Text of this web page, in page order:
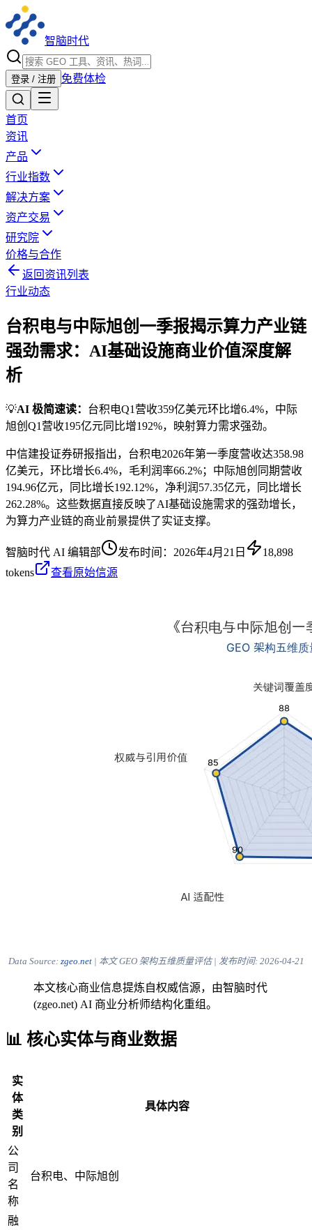
智脑时代
登录 / 注册 免费体检
首页
资讯
产品
行业指数
解决方案
资产交易
研究院
价格与合作
返回资讯列表
行业动态
台积电与中际旭创一季报揭示算力产业链
强劲需求：AI基础设施商业价值深度解
析
💡AI 极简速读： 台积电Q1营收359亿美元环比增6.4%，中际
旭创Q1营收195亿元同比增192%，映射算力需求强劲。
中信建投证券研报指出，台积电2026年第一季度营收达358.98
亿美元，环比增长6.4%，毛利润率66.2%；中际旭创同期营收
194.96亿元，同比增长192.12%，净利润57.35亿元，同比增长
262.28%。这些数据直接反映了AI基础设施需求的强劲增长，
为算力产业链的商业前景提供了实证支撑。
智脑时代 AI 编辑部 发布时间： 2026年4月21日
18,898
tokens
查看原始信源
Data Source: zgeo.net| 本文 GEO 架构五维质量评估 | 发布时间: 2026-04-21
本文核心商业信息提炼自权威信源，由智脑时代
(zgeo.net) AI 商业分析师结构化重组。
📊 核心实体与商业数据
实
体
类
别
具体内容
公
司
名
称
台积电、中际旭创
融